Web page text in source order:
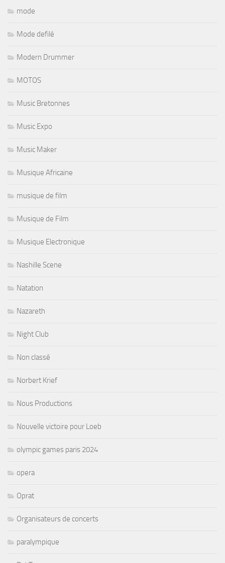
mode
Mode defilé
Modern Drummer
MOTOS
Music Bretonnes
Music Expo
Music Maker
Musique Africaine
musique de film
Musique de Film
Musique Electronique
Nashille Scene
Natation
Nazareth
Night Club
Non classé
Norbert Krief
Nous Productions
Nouvelle victoire pour Loeb
olympic games paris 2024
opera
Oprat
Organisateurs de concerts
paralympique